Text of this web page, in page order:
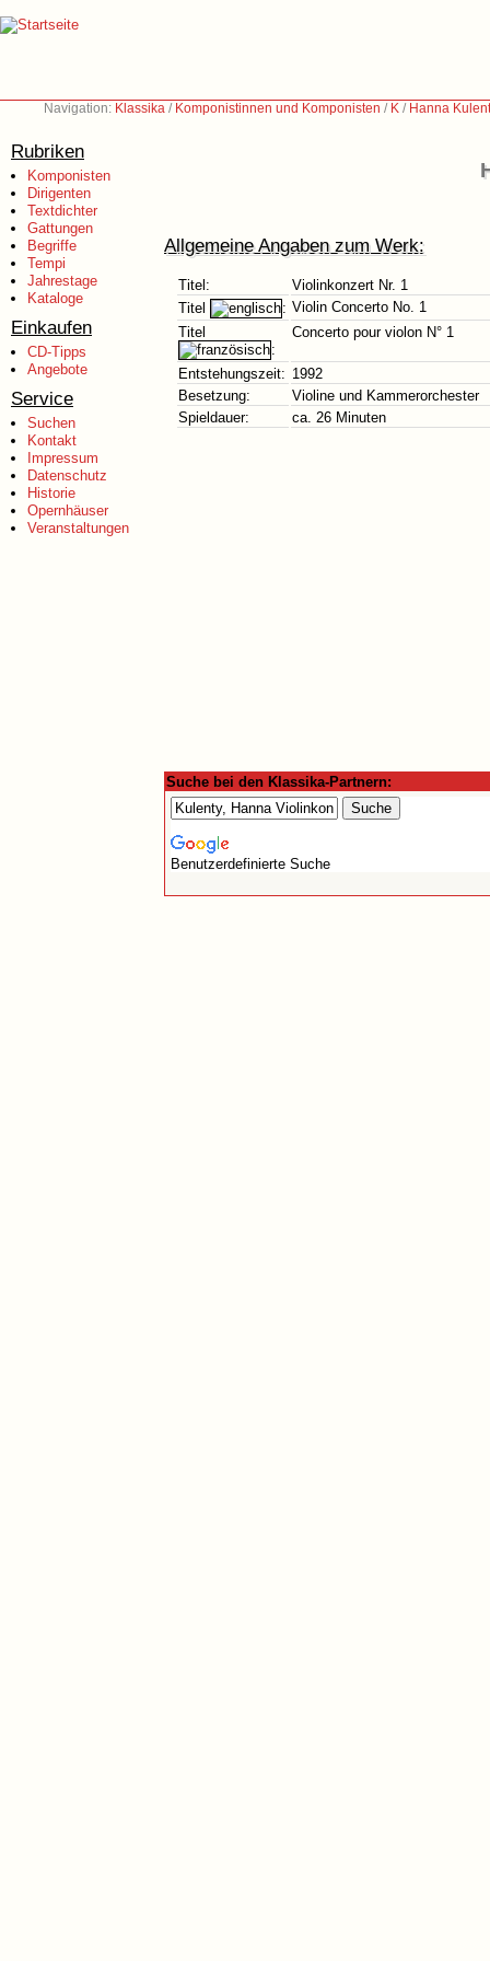
Navigation: Klassika / Komponistinnen und Komponisten / K / Hanna
Rubriken
Komponisten
Dirigenten
Textdichter
Gattungen
Begriffe
Tempi
Jahrestage
Kataloge
Einkaufen
CD-Tipps
Angebote
Service
Suchen
Kontakt
Impressum
Datenschutz
Historie
Opernhäuser
Veranstaltungen
Allgemeine Angaben zum Werk:
Titel:
Violinkonzert Nr. 1
Titel
: Violin Concerto No. 1
Titel
:
Concerto pour violon N° 1
Entstehungszeit: 1992
Besetzung:
Violine und Kammerorchester
Spieldauer:
ca. 26 Minuten
Suche bei den Klassika-Partnern:
Benutzerdefinierte Suche